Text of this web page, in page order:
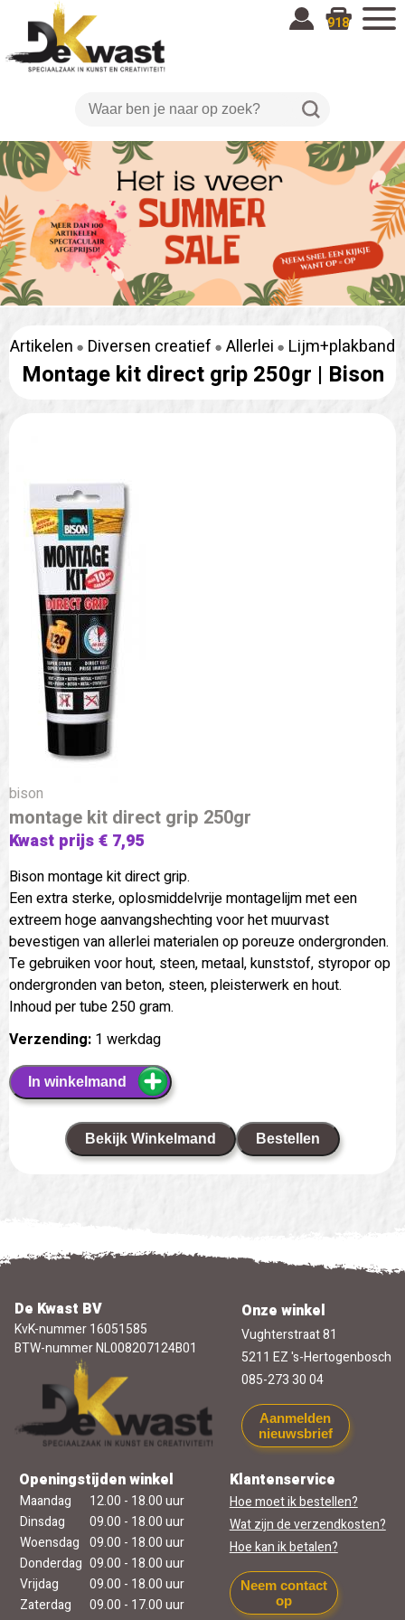
918
Artikelen Diversen creatief Allerlei Lijm+plakband
Montage kit direct grip 250gr | Bison
bison
montage kit direct grip 250gr
Kwast prijs € 7,95
Bison montage kit direct grip.
Een extra sterke, oplosmiddelvrije montagelijm met een
extreem hoge aanvangshechting voor het muurvast
bevestigen van allerlei materialen op poreuze ondergronden.
Te gebruiken voor hout, steen, metaal, kunststof, styropor op
ondergronden van beton, steen, pleisterwerk en hout.
Inhoud per tube 250 gram.
Verzending: 1 werkdag
In winkelmand
Bekijk Winkelmand Bestellen
De Kwast BV
KvK-nummer 16051585
BTW-nummer NL008207124B01
Onze winkel
Vughterstraat 81
5211 EZ 's-Hertogenbosch
085-273 30 04
Aanmelden
nieuwsbrief
Openingstijden winkel
Maandag
12.00 - 18.00 uur
Dinsdag
09.00 - 18.00 uur
Woensdag 09.00 - 18.00 uur
Donderdag 09.00 - 18.00 uur
Vrijdag
09.00 - 18.00 uur
Zaterdag
09.00 - 17.00 uur
Klantenservice
Hoe moet ik bestellen?
Wat zijn de verzendkosten?
Hoe kan ik betalen?
Neem contact
op